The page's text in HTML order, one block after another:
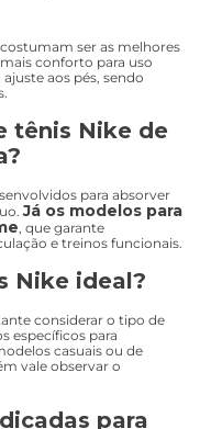
ser as melhores
conforto para uso
aos pés, sendo
tênis Nike de
para absorver
Já os modelos para
, que garante
e treinos funcionais.
Nike ideal?
considerar o tipo de
específicos para
casuais ou de
vale observar o
para